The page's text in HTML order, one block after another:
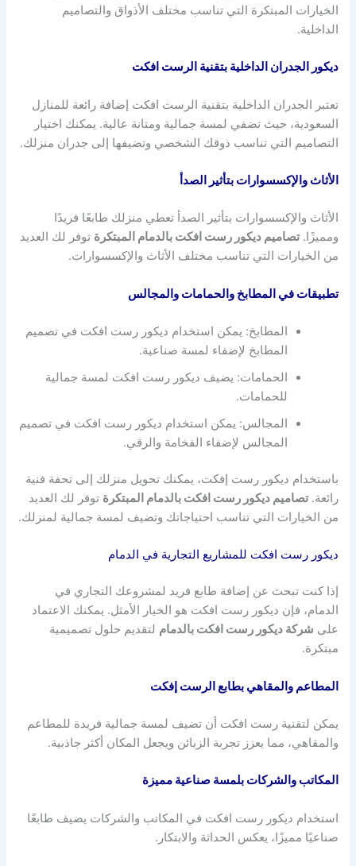
الخيارات المبتكرة التي تناسب مختلف الأذواق والتصاميم
الداخلية.
ديكور الجدران الداخلية بتقنية الرست افكت
تعتبر الجدران الداخلية بتقنية الرست افكت إضافة رائعة للمنازل
السعودية، حيث تضفي لمسة جمالية ومتانة عالية. يمكنك اختيار
التصاميم التي تناسب ذوقك الشخصي وتضيفها إلى جدران منزلك.
الأثاث والإكسسوارات بتأثير الصدأ
الأثاث والإكسسوارات بتأثير الصدأ تعطي منزلك طابعًا فريدًا
ومميزًا.تصاميم ديكور رست افكت بالدمام المبتكرة توفر لك العديد
من الخيارات التي تناسب مختلف الأثاث والإكسسوارات.
تطبيقات في المطابخ والحمامات والمجالس
المطابخ: يمكن استخدام ديكور رست افكت في تصميم
المطابخ لإضفاء لمسة صناعية.
الحمامات: يضيف ديكور رست افكت لمسة جمالية
للحمامات.
المجالس: يمكن استخدام ديكور رست افكت في تصميم
المجالس لإضفاء الفخامة والرقي.
باستخدام ديكور رست إفكت، يمكنك تحويل منزلك إلى تحفة فنية
رائعة.تصاميم ديكور رست افكت بالدمام المبتكرة توفر لك العديد
من الخيارات التي تناسب احتياجاتك وتضيف لمسة جمالية لمنزلك.
ديكور رست افكت للمشاريع التجارية في الدمام
إذا كنت تبحث عن إضافة طابع فريد لمشروعك التجاري في
الدمام، فإن ديكور رست افكت هو الخيار الأمثل. يمكنك الاعتماد
على شركة ديكور رست افكت بالدمام لتقديم حلول تصميمية
مبتكرة.
المطاعم والمقاهي بطابع الرست إفكت
يمكن لتقنية رست افكت أن تضيف لمسة جمالية فريدة للمطاعم
والمقاهي، مما يعزز تجربة الزبائن ويجعل المكان أكثر جاذبية.
المكاتب والشركات بلمسة صناعية مميزة
استخدام ديكور رست افكت في المكاتب والشركات يضيف طابعًا
صناعيًا مميزًا، يعكس الحداثة والابتكار.